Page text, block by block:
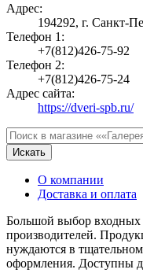
Адрес:
194292, г. Санкт-
Телефон 1:
+7(812)426-75-92
Телефон 2:
+7(812)426-75-24
Адрес сайта:
https://dveri-spb.ru/
Искать
О компании
Доставка и оплата
Большой выбор входных
производителей.
нуждаются в
оформления. Доступны